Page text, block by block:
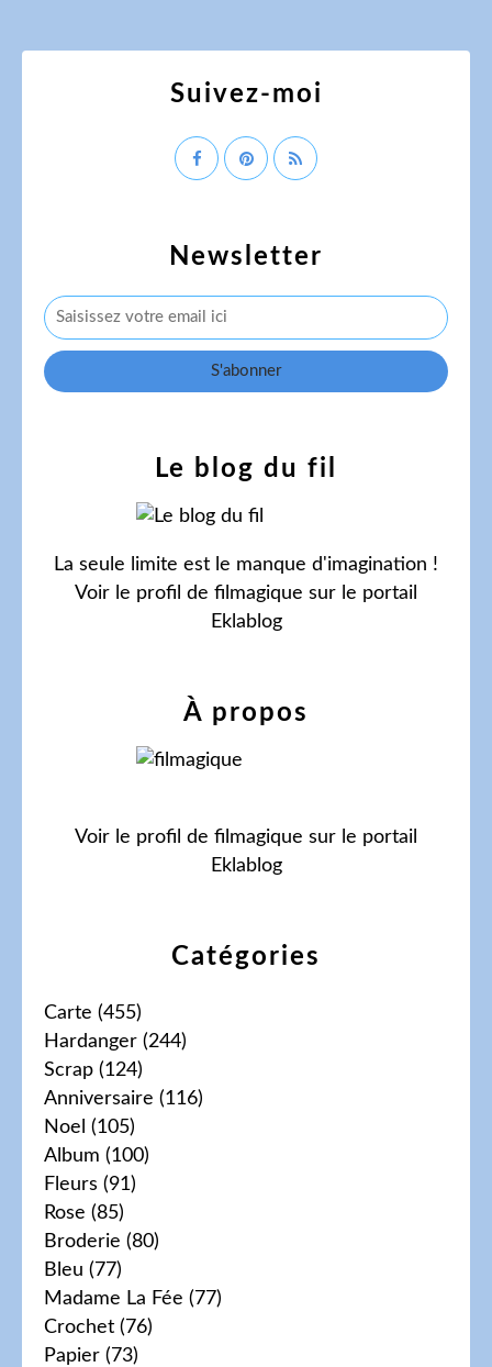
Newsletter
Catégories
Carte (455)
Hardanger (244)
Scrap (124)
Anniversaire (116)
Noel (105)
Album (100)
Fleurs (91)
Rose (85)
Broderie (80)
Bleu (77)
Madame La Fée (77)
Crochet (76)
Papier (73)
Le blog du fil
La seule limite est le manque d'imagination !
Voir le profil de filmagique sur le portail
Eklablog
Suivez-moi
À propos
Voir le profil de filmagique sur le portail
Eklablog